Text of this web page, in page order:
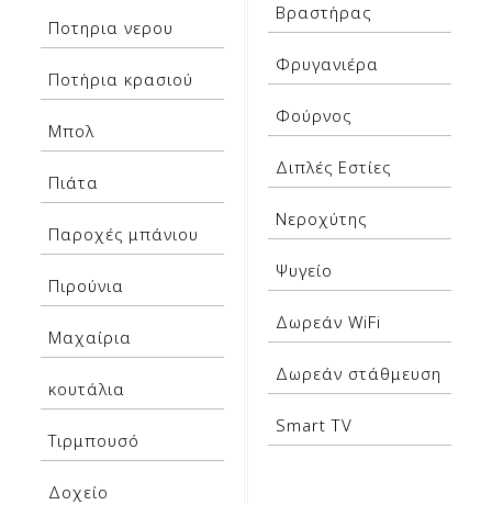
Ποτηρια νερου
Ποτήρια κρασιού
Μπολ
Πιάτα
Παροχές μπάνιου
Πιρούνια
Μαχαίρια
κουτάλια
Τιρμπουσό
Δοχείο
Βραστήρας
Φρυγανιέρα
Φούρνος
Διπλές Εστίες
Νεροχύτης
Ψυγείο
Δωρεάν WiFi
Δωρεάν στάθμευση
Smart TV